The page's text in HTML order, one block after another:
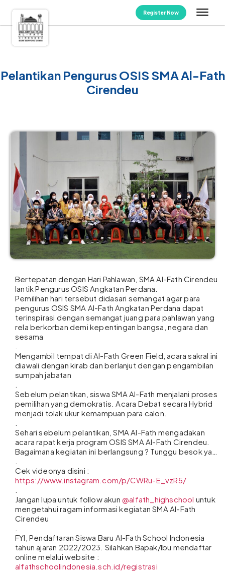
Register Now
Pelantikan Pengurus OSIS SMA Al-Fath
Cirendeu
Bertepatan dengan Hari Pahlawan, SMA Al-Fath Cirendeu
lantik Pengurus OSIS Angkatan Perdana.
Pemilihan hari tersebut didasari semangat agar para
pengurus OSIS SMA Al-Fath Angkatan Perdana dapat
terinspirasi dengan semangat juang para pahlawan yang
rela berkorban demi kepentingan bangsa, negara dan
sesama
Mengambil tempat di Al-Fath Green Field, acara sakral ini
diawali dengan kirab dan berlanjut dengan pengambilan
sumpah jabatan
Sebelum pelantikan, siswa SMA Al-Fath menjalani proses
pemilihan yang demokratis. Acara Debat secara Hybrid
menjadi tolak ukur kemampuan para calon.
Sehari sebelum pelantikan, SMA Al-Fath mengadakan
acara rapat kerja program OSIS SMA Al-Fath Cirendeu.
Bagaimana kegiatan ini berlangsung ? Tunggu besok ya…
Cek videonya disini :
https://www.instagram.com/p/CWRu-E_vzR5/
Jangan lupa untuk follow akun @alfath_highschool untuk
mengetahui ragam informasi kegiatan SMA Al-Fath
Cirendeu
FYI, Pendaftaran Siswa Baru Al-Fath School Indonesia
tahun ajaran 2022/2023. Silahkan Bapak/Ibu mendaftar
online melalui website :
alfathschoolindonesia.sch.id/registrasi